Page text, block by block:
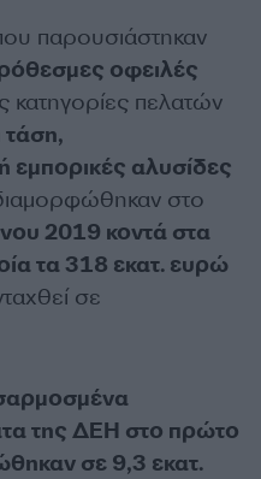
παρουσιάστηκαν
οφειλές
κατηγορίες πελατών
εμπορικές αλυσίδες
στο
2019 κοντά στα
τα 318 εκατ. ευρώ
σε
της ΔΕΗ στο πρώτο
σε 9,3 εκατ.